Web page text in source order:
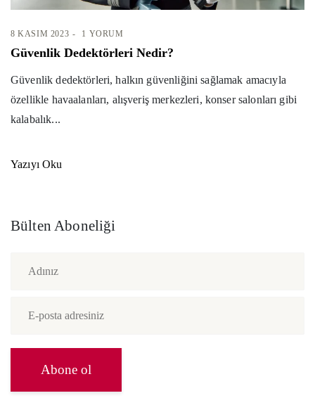
8 KASIM 2023 1 YORUM
Güvenlik Dedektörleri Nedir?
Güvenlik dedektörleri, halkın güvenliğini sağlamak amacıyla
özellikle havaalanları, alışveriş merkezleri, konser salonları gibi
kalabalık...
Yazıyı Oku
Bülten Aboneliği